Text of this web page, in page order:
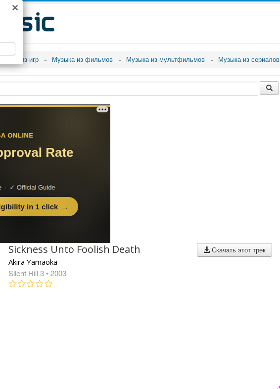
Музыка из игр Музыка из фильмов Музыка из мультфильмов Музыка из сериалов
Скачать этот трек
Sickness Unto Foolish Death
Akira Yamaoka
Silent Hill 3 • 2003